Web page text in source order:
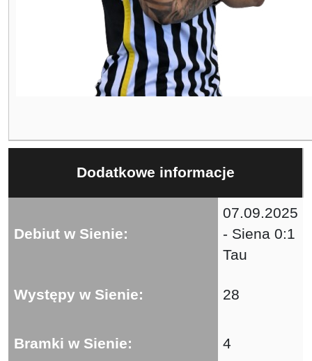
Dodatkowe informacje
Debiut w Sienie:
07.09.2025
- Siena 0:1
Tau
Występy w Sienie: 28
Bramki w Sienie: 4